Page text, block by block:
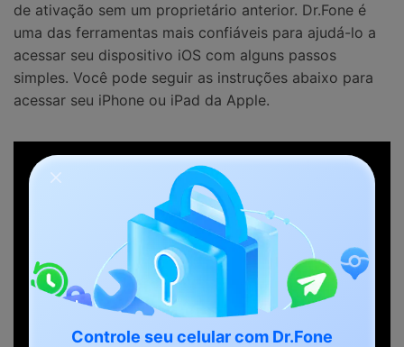
Controle seu celular com Dr.Fone
de ativação sem um proprietário anterior. Dr.Fone é
uma das ferramentas mais confiáveis para ajudá-lo a
acessar seu dispositivo iOS com alguns passos
simples. Você pode seguir as instruções abaixo para
acessar seu iPhone ou iPad da Apple.